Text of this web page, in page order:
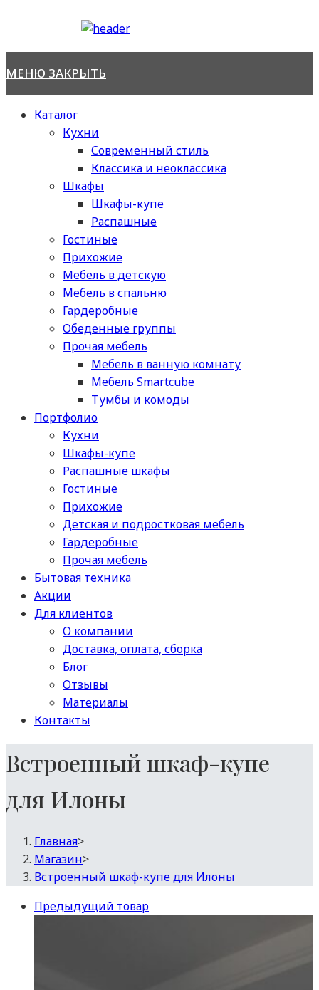
МЕНЮ ЗАКРЫТЬ
Каталог
Кухни
Современный стиль
Классика и неоклассика
Шкафы
Шкафы-купе
Распашные
Гостиные
Прихожие
Мебель в детскую
Мебель в спальню
Гардеробные
Обеденные группы
Прочая мебель
Мебель в ванную комнату
Мебель Smartcube
Тумбы и комоды
Портфолио
Кухни
Шкафы-купе
Распашные шкафы
Гостиные
Прихожие
Детская и подростковая мебель
Гардеробные
Прочая мебель
Бытовая техника
Акции
Для клиентов
О компании
Доставка, оплата, сборка
Блог
Отзывы
Материалы
Контакты
Встроенный шкаф-купе
для Илоны
Главная>
Магазин>
Встроенный шкаф-купе для Илоны
Предыдущий товар